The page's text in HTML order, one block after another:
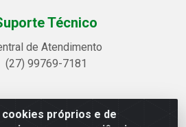
próprios e de
Técnico
de Atendimento
(27) 99769-7181
LTDA - Avenida Alegre, 2521 -